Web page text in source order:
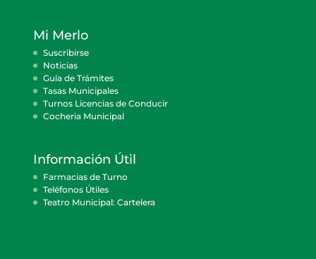
Mi Merlo
Suscribirse
Noticias
Guía de Trámites
Tasas Municipales
Turnos Licencias de Conducir
Cocheria Municipal
Información Útil
Farmacias de Turno
Teléfonos Útiles
Teatro Municipal: Cartelera